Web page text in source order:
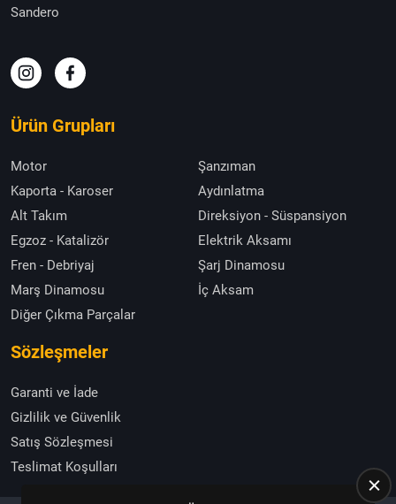
Sandero
Ürün Grupları
Motor
Şanzıman
Kaporta - Karoser
Aydınlatma
Alt Takım
Direksiyon - Süspansiyon
Egzoz - Katalizör
Elektrik Aksamı
Fren - Debriyaj
Şarj Dinamosu
Marş Dinamosu
İç Aksam
Diğer Çıkma Parçalar
Sözleşmeler
Garanti ve İade
Gizlilik ve Güvenlik
Satış Sözleşmesi
Teslimat Koşulları